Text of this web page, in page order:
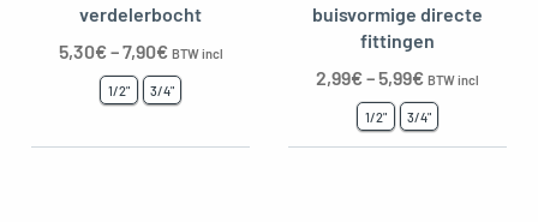
verdelerbocht
5,30€–7,90€ BTW incl
1/2" 3/4"
buisvormige directe
fittingen
2,99€–5,99€ BTW incl
1/2" 3/4"